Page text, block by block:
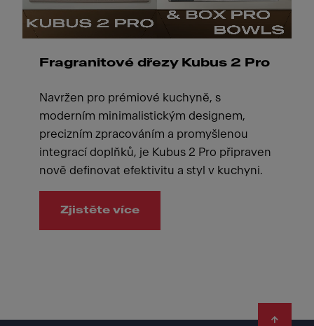
Fragranitové dřezy Kubus 2 Pro
Navržen pro prémiové kuchyně, s
moderním minimalistickým designem,
precizním zpracováním a promyšlenou
integrací doplňků, je Kubus 2 Pro připraven
nově definovat efektivitu a styl v kuchyni.
Zjistěte více